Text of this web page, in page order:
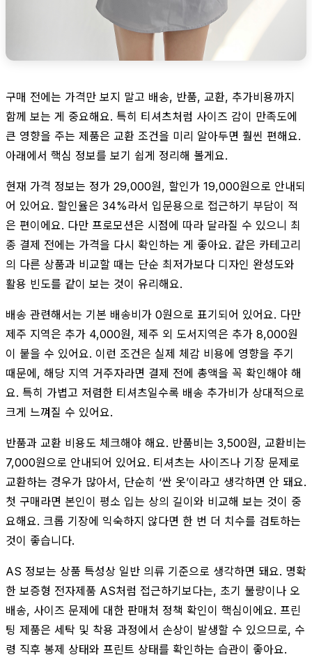
구매 전에는 가격만 보지 말고 배송, 반품, 교환, 추가비용까지
함께 보는 게 중요해요. 특히 티셔츠처럼 사이즈 감이 만족도에
큰 영향을 주는 제품은 교환 조건을 미리 알아두면 훨씬 편해요.
아래에서 핵심 정보를 보기 쉽게 정리해 볼게요.
현재 가격 정보는 정가 29,000원, 할인가 19,000원으로 안내되
어 있어요. 할인율은 34%라서 입문용으로 접근하기 부담이 적
은 편이에요. 다만 프로모션은 시점에 따라 달라질 수 있으니 최
종 결제 전에는 가격을 다시 확인하는 게 좋아요. 같은 카테고리
의 다른 상품과 비교할 때는 단순 최저가보다 디자인 완성도와
활용 빈도를 같이 보는 것이 유리해요.
배송 관련해서는 기본 배송비가 0원으로 표기되어 있어요. 다만
제주 지역은 추가 4,000원, 제주 외 도서지역은 추가 8,000원
이 붙을 수 있어요. 이런 조건은 실제 체감 비용에 영향을 주기
때문에, 해당 지역 거주자라면 결제 전에 총액을 꼭 확인해야 해
요. 특히 가볍고 저렴한 티셔츠일수록 배송 추가비가 상대적으로
크게 느껴질 수 있어요.
반품과 교환 비용도 체크해야 해요. 반품비는 3,500원, 교환비는
7,000원으로 안내되어 있어요. 티셔츠는 사이즈나 기장 문제로
교환하는 경우가 많아서, 단순히 ‘싼 옷’이라고 생각하면 안 돼요.
첫 구매라면 본인이 평소 입는 상의 길이와 비교해 보는 것이 중
요해요. 크롭 기장에 익숙하지 않다면 한 번 더 치수를 검토하는
것이 좋습니다.
AS 정보는 상품 특성상 일반 의류 기준으로 생각하면 돼요. 명확
한 보증형 전자제품 AS처럼 접근하기보다는, 초기 불량이나 오
배송, 사이즈 문제에 대한 판매처 정책 확인이 핵심이에요. 프린
팅 제품은 세탁 및 착용 과정에서 손상이 발생할 수 있으므로, 수
령 직후 봉제 상태와 프린트 상태를 확인하는 습관이 좋아요.